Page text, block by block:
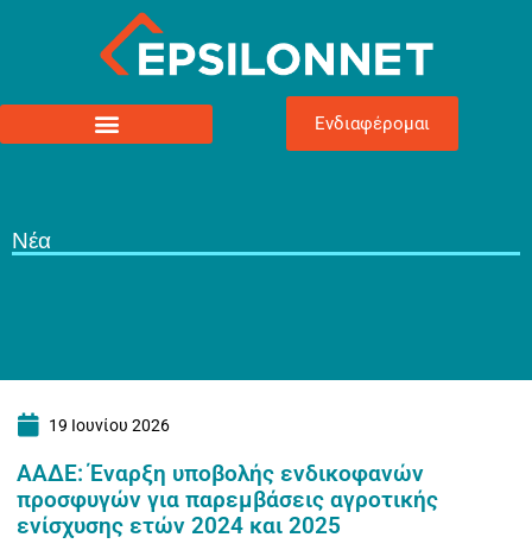
Ενδιαφέρομαι
Νέα
19 Ιουνίου 2026
ΑΑΔΕ: Έναρξη υποβολής ενδικοφανών
προσφυγών για παρεμβάσεις αγροτικής
ενίσχυσης ετών 2024 και 2025